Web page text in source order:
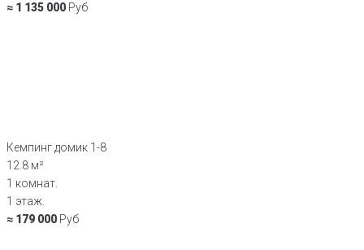
≈ 1 135 000 Руб
Кемпинг домик 1-8
12.8 м²
1 комнат.
1 этаж.
≈ 179 000 Руб